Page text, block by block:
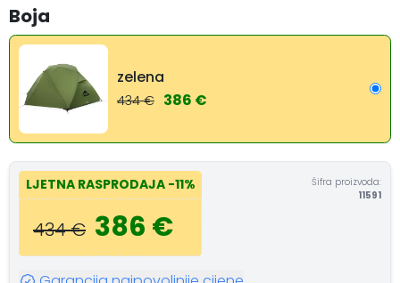
Boja
zelena
434 € 386 €
LJETNA RASPRODAJA -11%
434 € 386 €
Šifra proizvoda:
11591